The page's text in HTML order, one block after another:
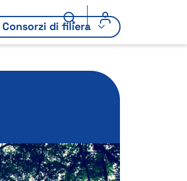
Consorzi di filiera